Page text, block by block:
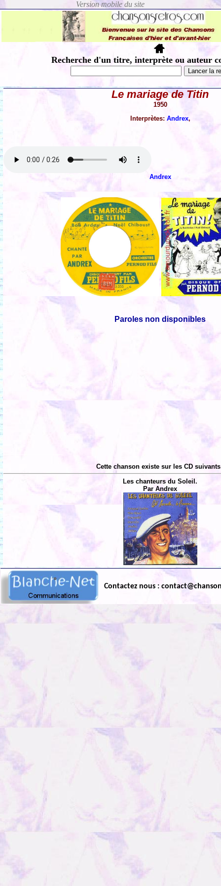
Recherche d'un titre, interprète ou auteur
Le mariage de Titin
1950
Interprètes: Andrex,
Andrex
Paroles non disponibles
Cette chanson existe sur les CD
Les chanteurs du Soleil.
Par Andrex
Contactez nous :